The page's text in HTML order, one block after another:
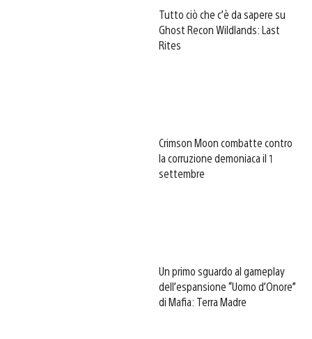
Tutto ciò che c’è da sapere su
Ghost Recon Wildlands: Last
Rites
Crimson Moon combatte contro
la corruzione demoniaca il 1
settembre
Un primo sguardo al gameplay
dell’espansione “Uomo d’Onore”
di Mafia: Terra Madre